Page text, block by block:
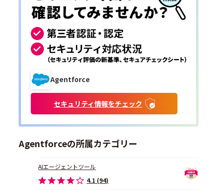
Agentforce
セキュリティ情報をチェック
Agentforceの所属カテゴリー
AIエージェントツール
4.1 (94)